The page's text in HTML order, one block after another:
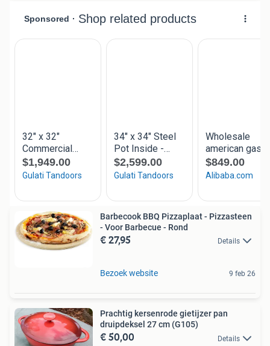
Barbecook BBQ Pizzaplaat - Pizzasteen
- Voor Barbecue - Rond
€ 27,95 Details
Bezoek website 9 feb 26
Prachtig kersenrode gietijzer pan
druipdeksel 27 cm (G105)
€ 50,00 Details